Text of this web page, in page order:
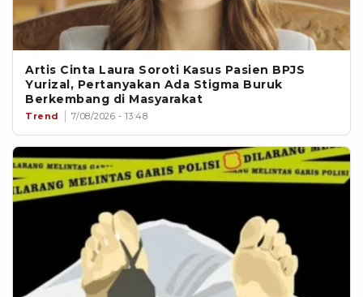
Artis Cinta Laura Soroti Kasus Pasien BPJS
Yurizal, Pertanyakan Ada Stigma Buruk
Berkembang di Masyarakat
Trend 7/08/2026 - 13:48